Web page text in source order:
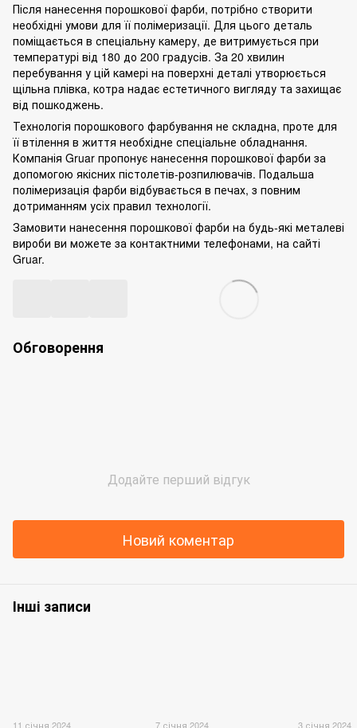
Після нанесення порошкової фарби, потрібно створити
необхідні умови для її полімеризації. Для цього деталь
поміщається в спеціальну камеру, де витримується при
температурі від 180 до 200 градусів. За 20 хвилин
перебування у цій камері на поверхні деталі утворюється
щільна плівка, котра надає естетичного вигляду та захищає
від пошкоджень.
Технологія порошкового фарбування не складна, проте для
її втілення в життя необхідне спеціальне обладнання.
Компанія Gruar пропонує нанесення порошкової фарби за
допомогою якісних пістолетів-розпилювачів. Подальша
полімеризація фарби відбувається в печах, з повним
дотриманням усіх правил технології.
Замовити нанесення порошкової фарби на будь-які металеві
вироби ви можете за контактними телефонами, на сайті
Gruar.
Обговорення
Додайте перший відгук
Новий коментар
Інші записи
11 січня 2024 7 січня 2024 3 січня 2024